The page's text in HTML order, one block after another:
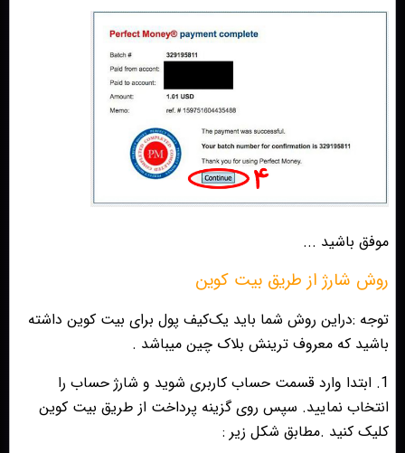
موفق باشید ...
روش شارژ از طریق بیت کوین
توجه :دراین روش شما باید یک‌کیف پول برای بیت کوین داشته
باشید که معروف ترینش بلاک چین میباشد .
1. ابتدا وارد قسمت حساب کاربری شوید و شارژ حساب را
انتخاب نمایید. سپس روی گزینه پرداخت از طریق بیت کوین
کلیک کنید .مطابق شکل زیر :